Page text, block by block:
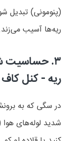
(پنومونی) تبدیل
ریه‌ها آسیب
۳. حساسیت
ریه - کنل
در سگی که به
شدید لوله‌های